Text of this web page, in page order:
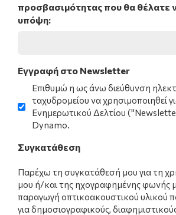
προσβασιμότητας που θα θέλατε
υπόψη:
Εγγραφή στο Newsletter
Επιθυμώ η ως άνω διεύθυνση
ταχυδρομείου να χρησιμοποιηθεί
Ενημερωτικού Δελτίου
Dynamo.
Συγκατάθεση
Παρέχω τη συγκατάθεσή μου για τη
μου ή/και της ηχογραφημένης φωνής
παραγωγή οπτικοακουστικού υλικού
για δημοσιογραφικούς, διαφημιστικούς